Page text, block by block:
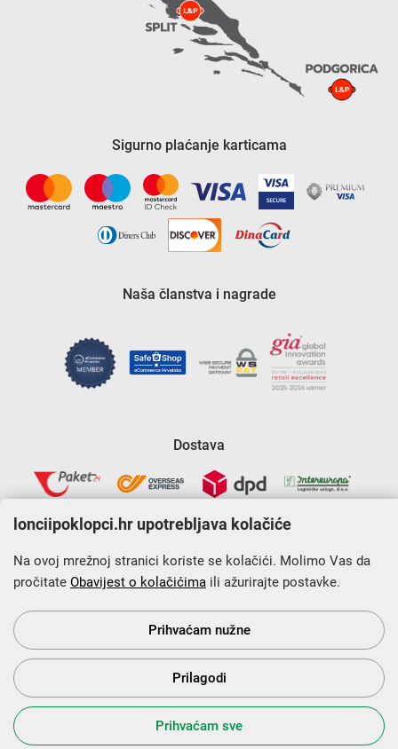
Sigurno plaćanje karticama
Naša članstva i nagrade
Dostava
Krajnji primatelj financijskog instrumenta sufinanciranog iz
Europskog fonda za regionalni razvoj u sklopu Operativnog
programa „Konkurentnost i kohezija”.
s Vama od 2014. godine!
lonciipoklopci.hr upotrebljava kolačiće
Na ovoj mrežnoj stranici koriste se kolačići. Molimo Vas da
pročitate Obavijest o kolačićima ili ažurirajte postavke.
Prihvaćam nužne
Prilagodi
Prihvaćam sve